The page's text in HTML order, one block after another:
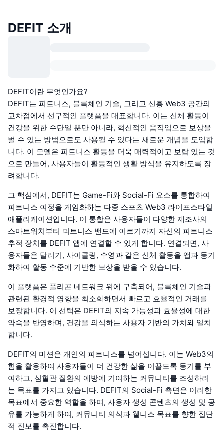
DEFIT 소개
DEFIT이란 무엇인가요?
DEFIT는 피트니스, 블록체인 기술, 그리고 신흥 Web3 공간의
교차점에서 선구적인 플랫폼을 대표합니다. 이는 신체 활동이
건강을 위한 수단일 뿐만 아니라, 혁신적인 움직임으로 보상을
벌 수 있는 방법으로도 사용될 수 있다는 새로운 개념을 도입합
니다. 이 모델은 피트니스 활동을 더욱 매력적이고 보람 있는 것
으로 만들어, 사용자들이 활동적인 생활 방식을 유지하도록 장
려합니다.
그 핵심에서, DEFIT는 Game-Fi와 Social-Fi 요소를 통합하여
피트니스 여정을 게임화하는 다중 스포츠 Web3 라이프스타일
애플리케이션입니다. 이 통합은 사용자들이 다양한 제조사의
스마트워치부터 피트니스 밴드에 이르기까지 자신의 피트니스
추적 장치를 DEFIT 앱에 연결할 수 있게 합니다. 연결되면, 사
용자들은 달리기, 사이클링, 수영과 같은 신체 활동을 앱과 동기
화하여 활동 수준에 기반한 보상을 받을 수 있습니다.
이 플랫폼은 폴리곤 네트워크 위에 구축되어, 블록체인 기술과
관련된 환경적 영향을 최소화하면서 빠르고 효율적인 거래를
보장합니다. 이 선택은 DEFIT의 지속 가능성과 효율성에 대한
약속을 반영하며, 건강을 의식하는 사용자 기반의 가치와 일치
합니다.
DEFIT의 미션은 개인의 피트니스를 넘어섭니다. 이는 Web3의
힘을 활용하여 사용자들이 더 건강한 삶을 이끌도록 동기를 부
여하고, 심혈관 질환의 예방에 기여하는 커뮤니티를 조성하려
는 목표를 가지고 있습니다. DEFIT의 Social-Fi 측면은 이러한
목표에서 중요한 역할을 하며, 사용자 생성 콘텐츠의 생성 및 공
유를 가능하게 하여, 커뮤니티 의식과 웰니스 목표를 향한 집단
적 진보를 촉진합니다.